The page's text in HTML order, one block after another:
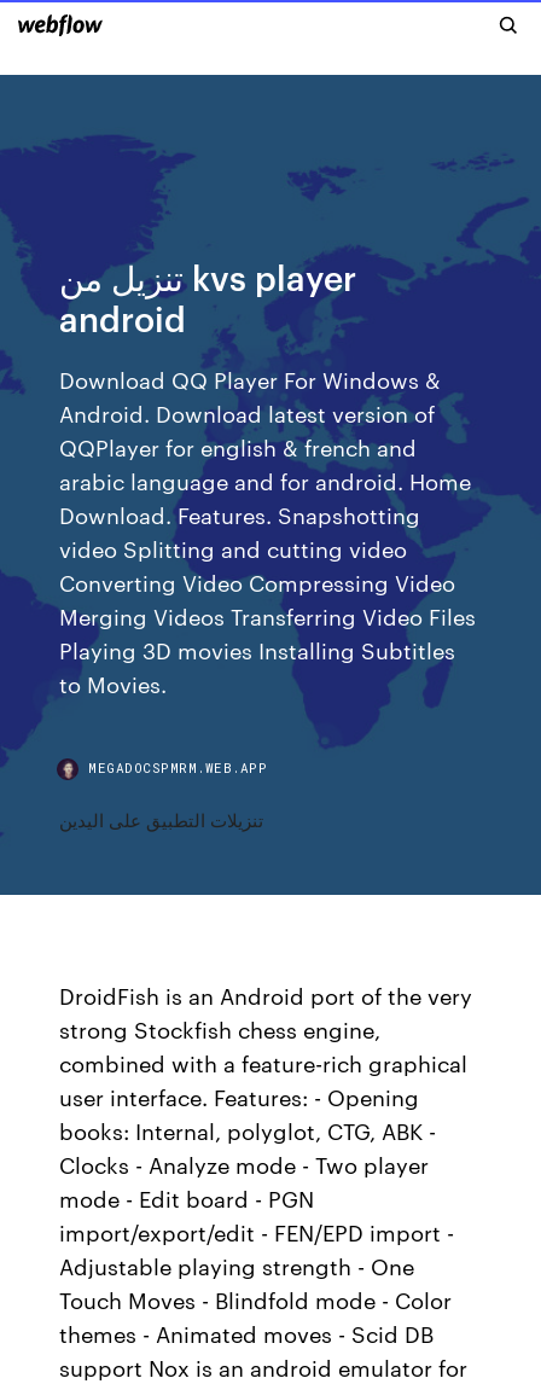
تنزيل من kvs player
android
Download QQ Player For Windows &
Android. Download latest version of
QQPlayer for english & french and
arabic language and for android. Home
Download. Features. Snapshotting
video Splitting and cutting video
Converting Video Compressing Video
Merging Videos Transferring Video Files
Playing 3D movies Installing Subtitles
to Movies.
MEGADOCSPMRM.WEB.APP
تنزيلات التطبيق على اليدين
DroidFish is an Android port of the very
strong Stockfish chess engine,
combined with a feature-rich graphical
user interface. Features: - Opening
books: Internal, polyglot, CTG, ABK -
Clocks - Analyze mode - Two player
mode - Edit board - PGN
import/export/edit - FEN/EPD import -
Adjustable playing strength - One
Touch Moves - Blindfold mode - Color
themes - Animated moves - Scid DB
support Nox is an android emulator for